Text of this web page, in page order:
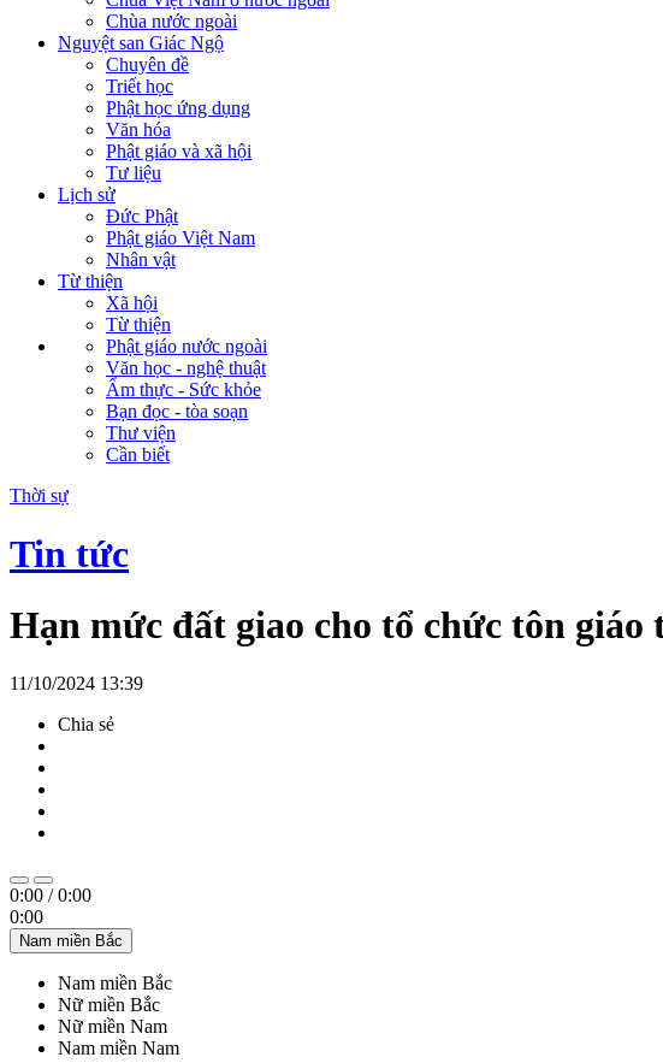
Chùa nước ngoài
Nguyệt san Giác Ngộ
Chuyên đề
Triết học
Phật học ứng dụng
Văn hóa
Phật giáo và xã hội
Tư liệu
Lịch sử
Đức Phật
Phật giáo Việt Nam
Nhân vật
Từ thiện
Xã hội
Từ thiện
Phật giáo nước ngoài
Văn học - nghệ thuật
Ẩm thực - Sức khỏe
Bạn đọc - tòa soạn
Thư viện
Cần biết
Thời sự
Tin tức
Hạn mức đất giao cho tổ chức tôn giáo
11/10/2024 13:39
Chia sẻ
0:00 /0:00
0:00
Nam miền Bắc
Nam miền Bắc
Nữ miền Bắc
Nữ miền Nam
Nam miền Nam